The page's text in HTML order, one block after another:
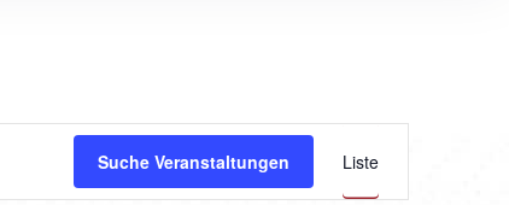
Suche Veranstaltungen Liste